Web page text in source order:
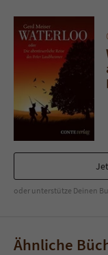
oder unterstütze Deinen
Ähnliche